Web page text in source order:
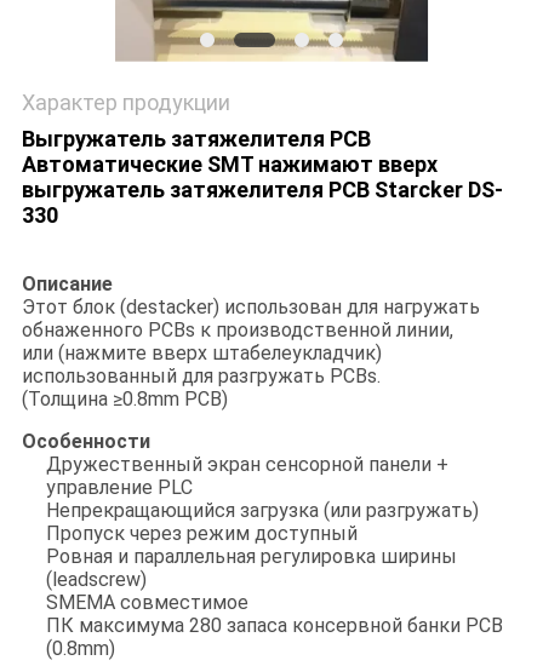
Характер продукции
Выгружатель затяжелителя PCB
Автоматические SMT нажимают вверх
выгружатель затяжелителя PCB Starcker DS-
330
Описание
Этот блок (destacker) использован для нагружать
обнаженного PCBs к производственной линии,
или (нажмите вверх штабелеукладчик)
использованный для разгружать PCBs.
(Толщина ≥0.8mm PCB)
Особенности
Дружественный экран сенсорной панели +
управление PLC
Непрекращающийся загрузка (или разгружать)
Пропуск через режим доступный
Ровная и параллельная регулировка ширины
(leadscrew)
SMEMA совместимое
ПК максимума 280 запаса консервной банки PCB
(0.8mm)